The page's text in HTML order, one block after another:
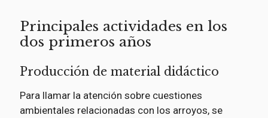
Principales actividades en los
dos primeros años
Producción de material didáctico
Para llamar la atención sobre cuestiones
ambientales relacionadas con los arroyos, se